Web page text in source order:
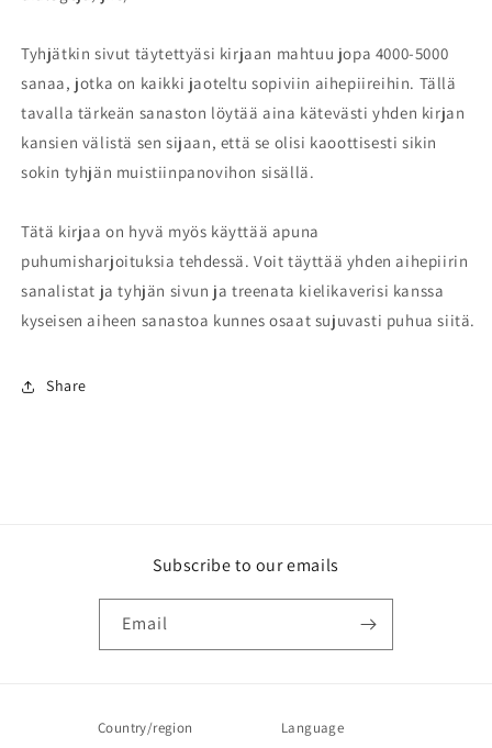
Tyhjätkin sivut täytettyäsi kirjaan mahtuu jopa 4000-5000
sanaa, jotka on kaikki jaoteltu sopiviin aihepiireihin. Tällä
tavalla tärkeän sanaston löytää aina kätevästi yhden kirjan
kansien välistä sen sijaan, että se olisi kaoottisesti sikin
sokin tyhjän muistiinpanovihon sisällä.
Tätä kirjaa on hyvä myös käyttää apuna
puhumisharjoituksia tehdessä. Voit täyttää yhden aihepiirin
sanalistat ja tyhjän sivun ja treenata kielikaverisi kanssa
kyseisen aiheen sanastoa kunnes osaat sujuvasti puhua siitä.
Share
Subscribe to our emails
Email
Country/region Language